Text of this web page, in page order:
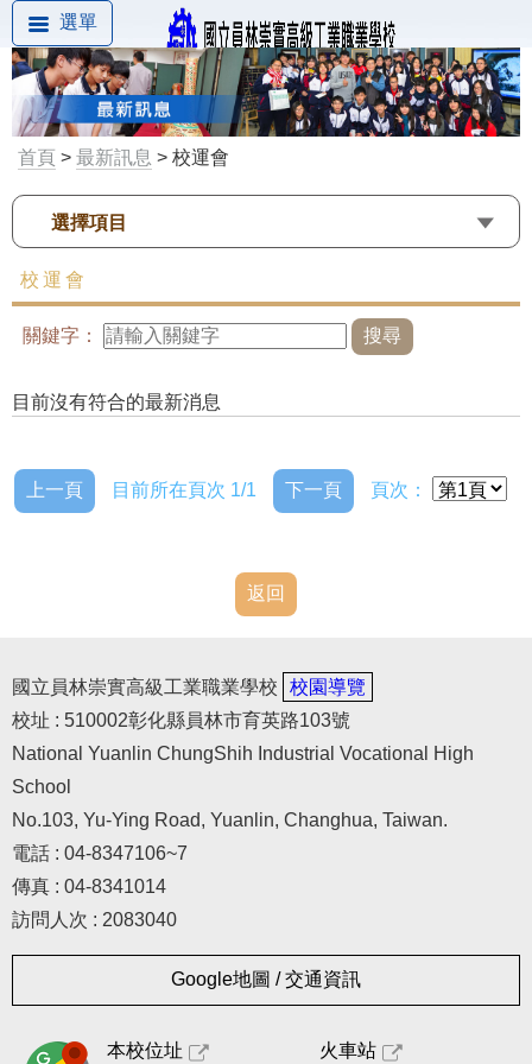
選單
首頁 > 最新訊息 > 校運會
選擇項目
校運會
關鍵字：
目前沒有符合的最新消息
上一頁 目前所在頁次 1/1 下一頁 頁次：
返回
國立員林崇實高級工業職業學校
校園導覽
校址 : 510002彰化縣員林市育英路103號
National Yuanlin ChungShih Industrial Vocational High
School
No.103, Yu-Ying Road, Yuanlin, Changhua, Taiwan.
電話 : 04-8347106~7
傳真 : 04-8341014
訪問人次 : 2083040
Google地圖 / 交通資訊
本校位址 火車站